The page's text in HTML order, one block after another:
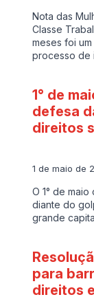
Nota das
Classe
meses foi
processo de
1° de
defesa
direitos
1 de maio de
O 1° de
diante do
grande
para
direitos